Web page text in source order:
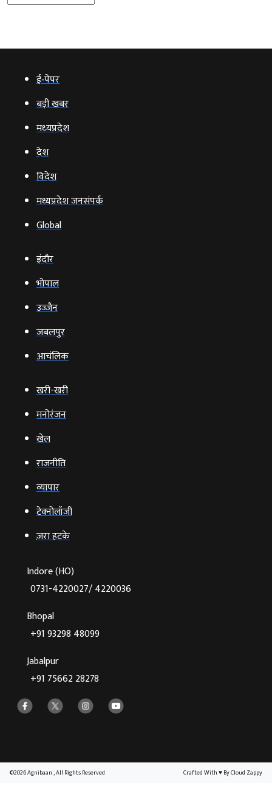
ई‑पेपर
बड़ी खबर
मध्‍यप्रदेश
देश
विदेश
मध्यप्रदेश जनसंपर्क
Global
इंदौर
भोपाल
उज्‍जैन
जबलपुर
आचंलिक
खरी-खरी
मनोरंजन
खेल
राजनीति
व्‍यापार
टेक्‍नोलॉजी
ज़रा हटके
Indore (HO)
0731-4220027/ 4220036
Bhopal
+91 93298 48099
Jabalpur
+91 75662 28278
©2026 Agnibaan , All Rights Reserved Crafted With♥By Cloud Zappy